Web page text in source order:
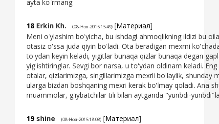
ayta ko`rmang
18 Erkin Kh. (08-Ноя-2015 15:49) [Материал]
Meni o'ylashim bo'yicha, bu ishdagi ahmoqlikning ildizi bu
otasiz o'ssa juda qiyin bo'ladi. Ota beradigan mexrni
to'ydan keyin keladi, yigitlar bunaqa qizlar bunaqa degan
yig'ishtiringlar. Sevgi bor narsa, u to'ydan oldinam keladi.
otalar, qizlarimizga, singillarimizga mexrli bo'laylik, shunday
ularga bizdan boshqaning mexri kerak bo'lmay qoladi. Ana
muammolar, g'iybatchilar tili bilan aytganda "yuribdi-
19 shine (08-Ноя-2015 18:08) [Материал]